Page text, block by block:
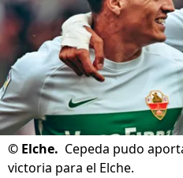
© Elche. Cepeda pudo
victoria para el Elche.